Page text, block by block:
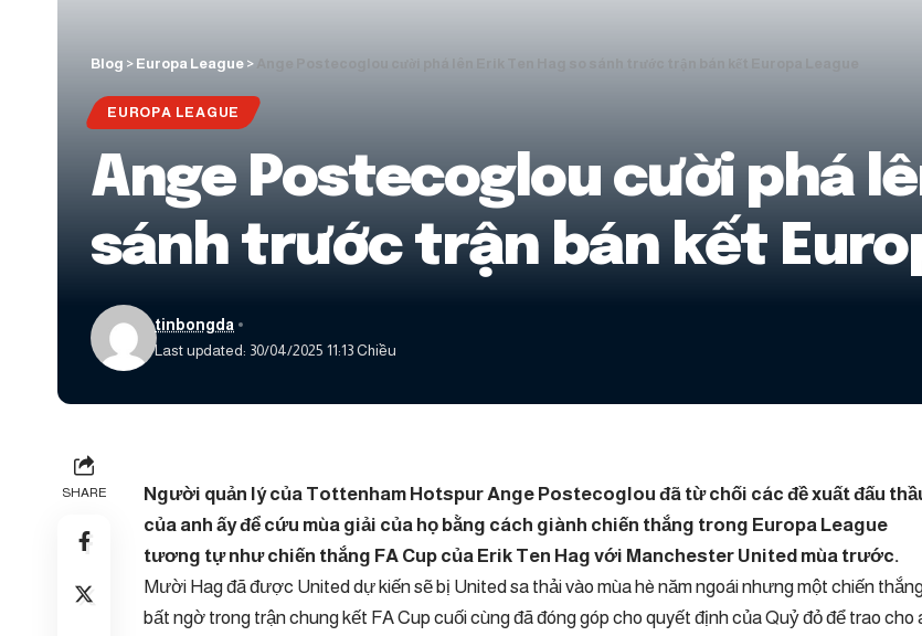
Blog > Europa League >
EUROPA LEAGUE
Ange Postecoglou cười phá
sánh trước trận bán kết
Last updated: 30/04/2025 11:13 Chiều
tinbongda
SHARE
Người quản lý của Tottenham Hotspur Ange Postecoglou đã từ chối các đề xuất đấu
của anh ấy để cứu mùa giải của họ bằng cách giành chiến thắng trong Europa League
tương tự như chiến thắng FA Cup của Erik Ten Hag với Manchester United mùa trước.
Mười Hag đã được United dự kiến ​​sẽ bị United sa thải vào mùa hè năm ngoái nhưng một chiến
bất ngờ trong trận chung kết FA Cup cuối cùng đã đóng góp cho quyết định của Quỷ đỏ để trao cho